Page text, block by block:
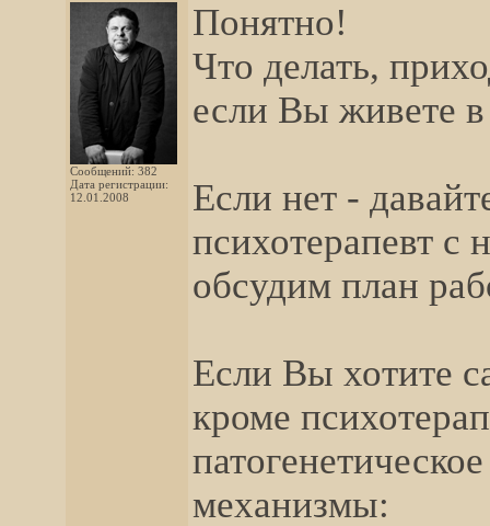
Сообщений: 382
Дата регистрации:
12.01.2008
Понятно!
Что делать,
если Вы живете
Если нет -
психотерапевт
обсудим план
Если Вы хотите
кроме
механизмы: